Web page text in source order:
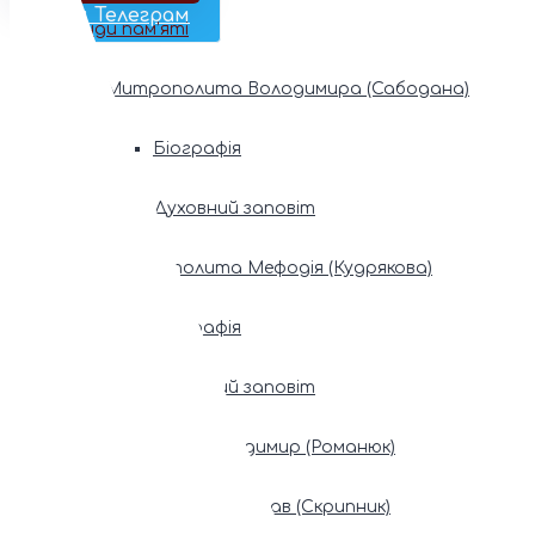
Наш Телеграм
Фонди пам’яті
Митрополита Володимира (Сабодана)
Біографія
Духовний заповіт
Митрополита Мефодія (Кудрякова)
Біографія
Духовний заповіт
Патріарх Володимир (Романюк)
Патріарх Мстислав (Скрипник)